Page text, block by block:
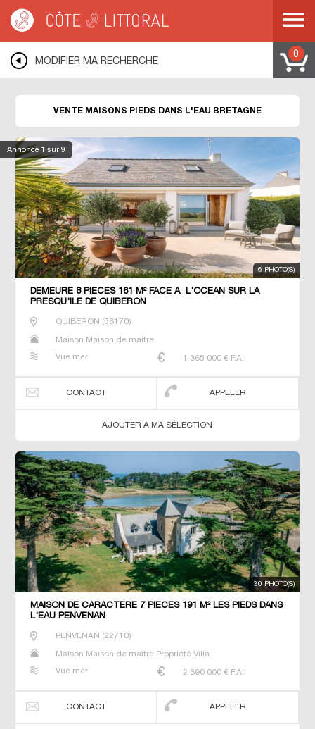
BRETAGNE
MODIFIER MA RECHERCHE
0
Annonce1 sur 9
VENTE MAISONS PIEDS DANS L'EAU BRETAGNE
6 PHOTO(S)
DEMEURE 8 PIECES 161 M² FACE A L'OCEAN SUR LA
PRESQU'ILE DE QUIBERON
QUIBERON (56170)
Maison Maison de maitre
Vue mer 1 365 000 € F.A.I
CONTACT APPELER
AJOUTER A MA SÉLECTION
30 PHOTO(S)
MAISON DE CARACTERE 7 PIECES 191 M² LES PIEDS DANS
L'EAU PENVENAN
PENVENAN (22710)
Maison Maison de maitre Propriété Villa
Vue mer 2 390 000 € F.A.I
CONTACT APPELER